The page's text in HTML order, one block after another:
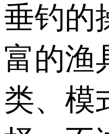
垂钓的
富的渔
类、模